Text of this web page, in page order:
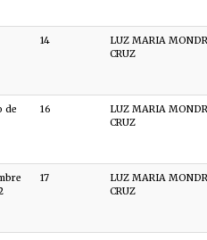
14
LUZ MARIA
CRUZ
de
16
LUZ MARIA
CRUZ
17
LUZ MARIA
CRUZ